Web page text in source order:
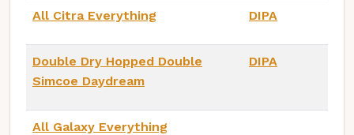
All Citra Everything DIPA
Double Dry Hopped Double
Simcoe Daydream
DIPA
All Galaxy Everything